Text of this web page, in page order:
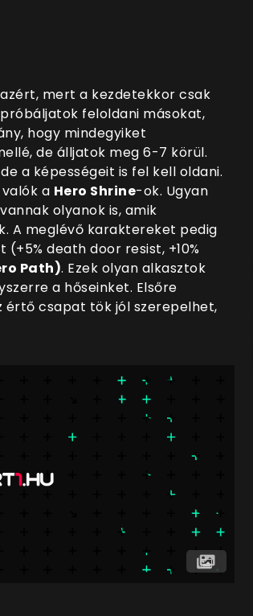
mert a kezdetekkor csak
feloldani másokat,
hogy mindegyiket
de álljatok meg 6-7 körül.
a képességeit is fel kell oldani.
a Hero Shrine-ok. Ugyan
olyanok is, amik
A meglévő karaktereket pedig
death door resist, +10%
Path). Ezek olyan alkasztok
a hőseinket. Elsőre
értő csapat tök jól szerepelhet,